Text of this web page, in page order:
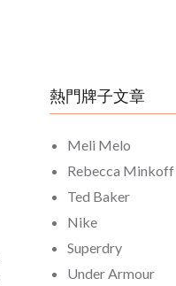
熱門牌子文章
Meli Melo
Rebecca Minkoff
Ted Baker
Nike
Superdry
Under Armour